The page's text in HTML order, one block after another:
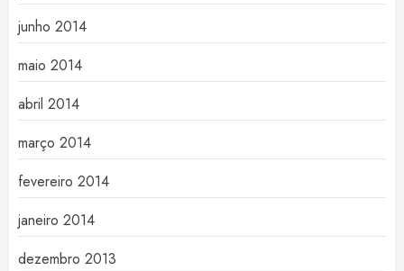
junho 2014
maio 2014
abril 2014
março 2014
fevereiro 2014
janeiro 2014
dezembro 2013